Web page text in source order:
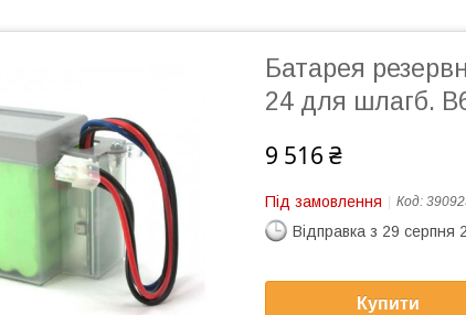
Батарея
24 для шлагб.
9 516 ₴
Під замовлення Код:
Відправка з 29 серпня
Купити